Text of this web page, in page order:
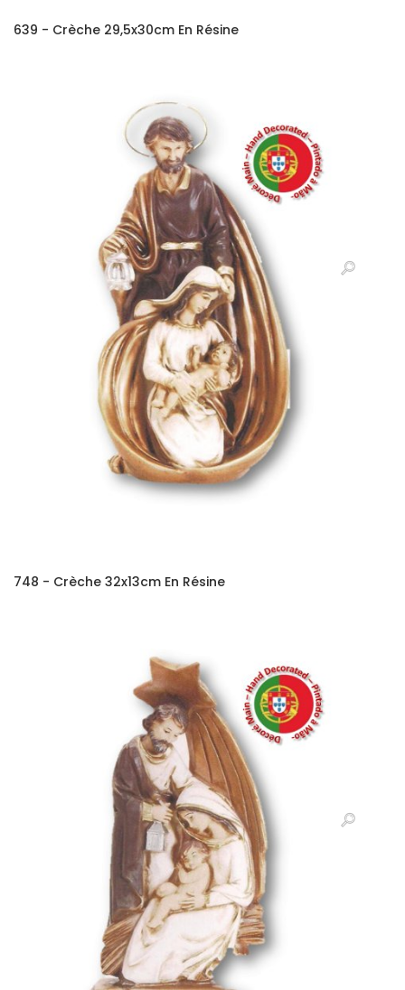
639 - Crèche 29,5x30cm En Résine
748 - Crèche 32x13cm En Résine